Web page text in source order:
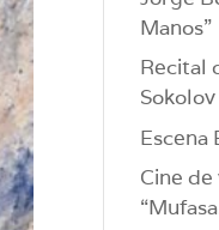
Manos”
Recital
Sokolov
Escena
Cine de